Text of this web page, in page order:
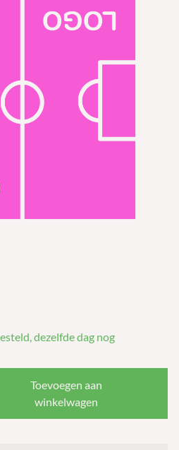
dezelfde dag nog
Toevoegen aan
winkelwagen